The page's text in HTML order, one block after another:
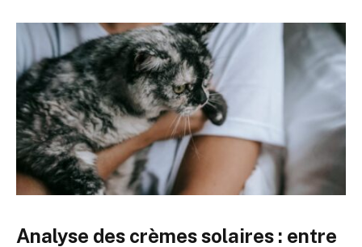
Analyse des crèmes solaires : entre